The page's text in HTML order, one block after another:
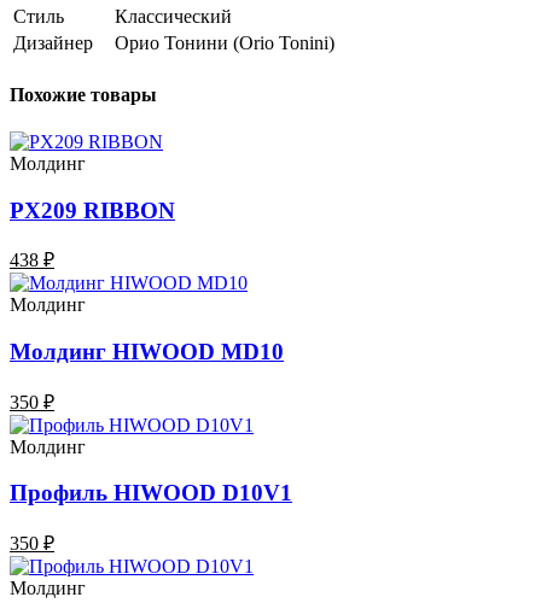
Стиль
Классический
Дизайнер
Орио Тонини (Orio Tonini)
Похожие товары
Молдинг
PX209 RIBBON
438 ₽
Молдинг
Молдинг HIWOOD MD10
350 ₽
Молдинг
Профиль HIWOOD D10V1
350 ₽
Молдинг